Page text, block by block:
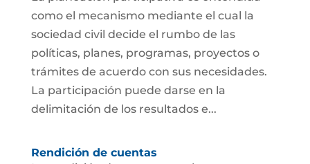
como el mecanismo mediante el cual la
sociedad civil decide el rumbo de las
políticas, planes, programas, proyectos o
trámites de acuerdo con sus necesidades.
La participación puede darse en la
delimitación de los resultados e...
Rendición de cuentas